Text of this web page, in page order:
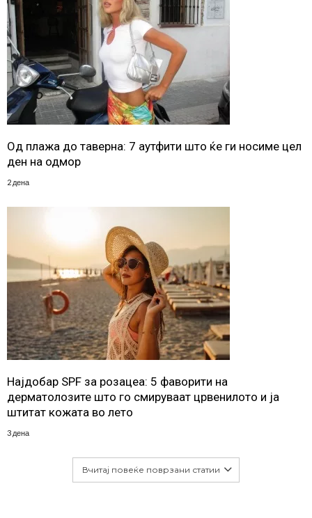
Од плажа до таверна: 7 аутфити што ќе ги носиме цел
ден на одмор
2 дена
Најдобар SPF за розацеа: 5 фаворити на
дерматолозите што го смируваат црвенилото и ја
штитат кожата во лето
3 дена
Вчитај повеќе поврзани статии